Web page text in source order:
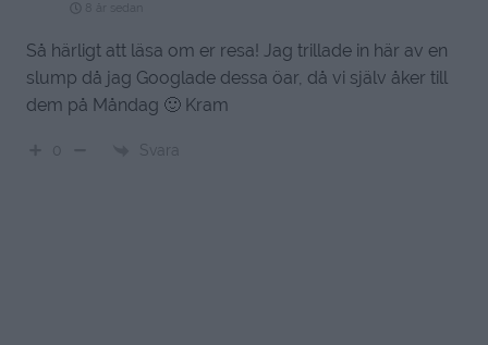
8 år sedan
Så härligt att läsa om er resa! Jag trillade in här av en
slump då jag Googlade dessa öar, då vi själv åker till
dem på Måndag 🙂 Kram
0 Svara